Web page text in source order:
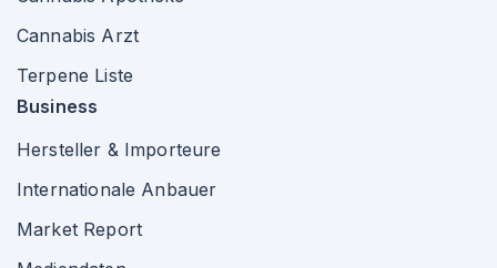
Cannabis Arzt
Terpene Liste
Business
Hersteller & Importeure
Internationale Anbauer
Market Report